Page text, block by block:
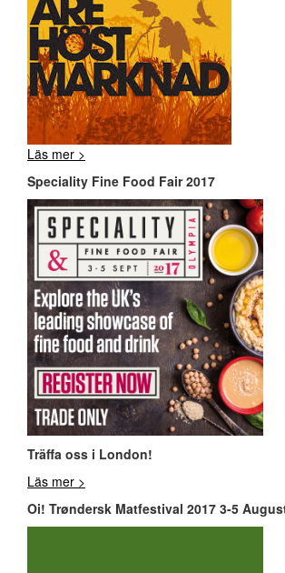
Läs mer >
Speciality Fine Food Fair 2017
Träffa oss i London!
Läs mer >
Oi! Trøndersk Matfestival 2017 3-5